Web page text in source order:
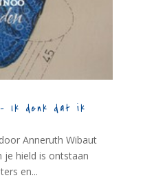
– Ik denk dat ik
Anneruth Wibaut
je hield is ontstaan
en...